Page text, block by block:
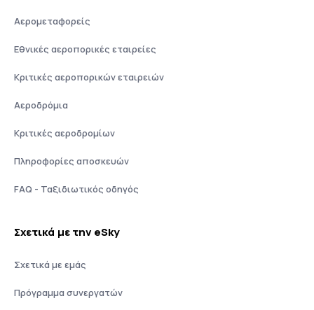
Αερομεταφορείς
Εθνικές αεροπορικές εταιρείες
Κριτικές αεροπορικών εταιρειών
Αεροδρόμια
Κριτικές αεροδρομίων
Πληροφορίες αποσκευών
FAQ - Ταξιδιωτικός οδηγός
Σχετικά με την eSky
Σχετικά με εμάς
Πρόγραμμα συνεργατών